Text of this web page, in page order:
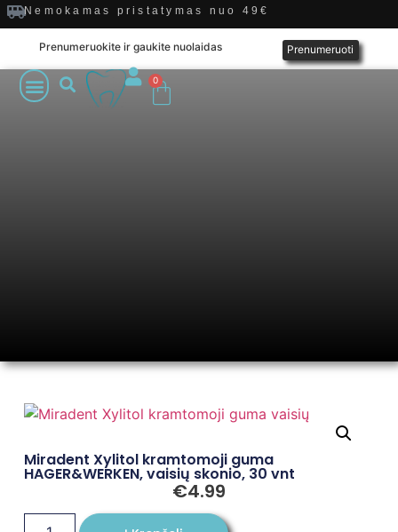
Nemokamas pristatymas nuo 49€
Prenumeruokite ir gaukite nuolaidas Prenumeruoti
0
Miradent Xylitol kramtomoji guma
HAGER&WERKEN, vaisių skonio, 30 vnt
€4.99